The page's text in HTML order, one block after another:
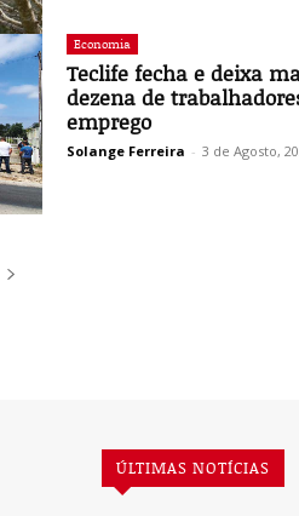
Economia
Teclife fecha e deixa
dezena de
emprego
Solange Ferreira - 3 de Agosto,
ÚLTIMAS NOTÍCIAS